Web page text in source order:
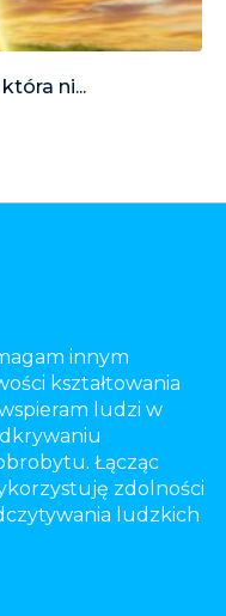
ni...
innym
kształtowania
ludzi w
Łącząc
zdolności
ludzkich